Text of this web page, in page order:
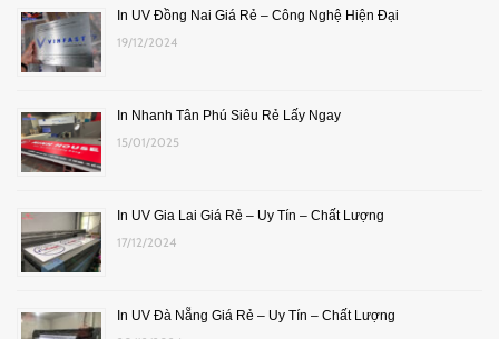
In UV Đồng Nai Giá Rẻ – Công Nghệ Hiện Đại
19/12/2024
In Nhanh Tân Phú Siêu Rẻ Lấy Ngay
15/01/2025
In UV Gia Lai Giá Rẻ – Uy Tín – Chất Lượng
17/12/2024
In UV Đà Nẵng Giá Rẻ – Uy Tín – Chất Lượng